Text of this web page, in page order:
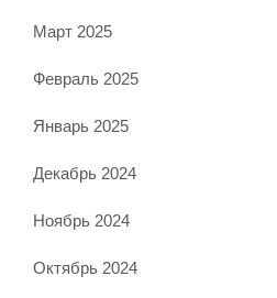
Март 2025
Февраль 2025
Январь 2025
Декабрь 2024
Ноябрь 2024
Октябрь 2024